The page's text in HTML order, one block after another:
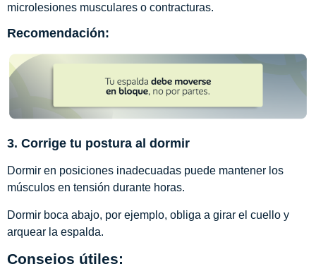
microlesiones musculares o contracturas.
Recomendación:
3. Corrige tu postura al dormir
Dormir en posiciones inadecuadas puede mantener los
músculos en tensión durante horas.
Dormir boca abajo, por ejemplo, obliga a girar el cuello y
arquear la espalda.
Consejos útiles: